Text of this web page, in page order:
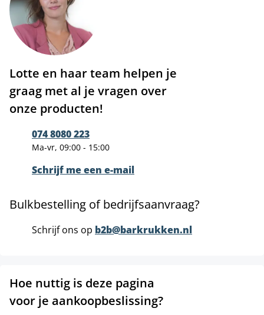
Lotte en haar team helpen je
graag met al je vragen over
onze producten!
074 8080 223
Ma-vr, 09:00 - 15:00
Schrijf me een e-mail
Bulkbestelling of bedrijfsaanvraag?
Schrijf ons op b2b@barkrukken.nl
Hoe nuttig is deze pagina
voor je aankoopbeslissing?